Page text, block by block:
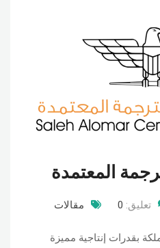
المعتمدة
تعليق: 0 مقالات
بقدرات إنتاجیة ممیزة